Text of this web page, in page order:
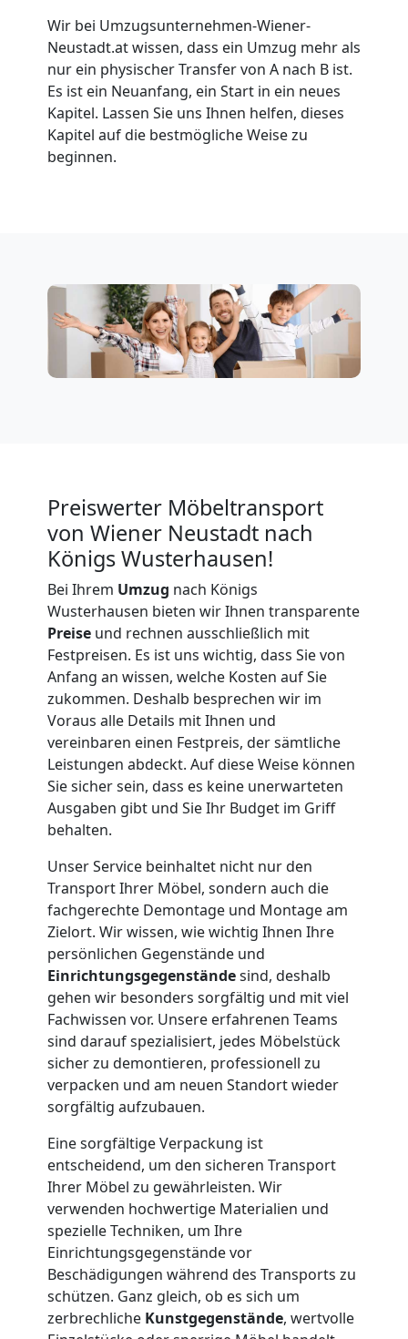
Wir bei Umzugsunternehmen-Wiener-
Neustadt.at wissen, dass ein Umzug mehr als
nur ein physischer Transfer von A nach B ist.
Es ist ein Neuanfang, ein Start in ein neues
Kapitel. Lassen Sie uns Ihnen helfen, dieses
Kapitel auf die bestmögliche Weise zu
beginnen.
Preiswerter Möbeltransport
von Wiener Neustadt nach
Königs Wusterhausen!
Bei Ihrem Umzug nach Königs
Wusterhausen bieten wir Ihnen transparente
Preise und rechnen ausschließlich mit
Festpreisen. Es ist uns wichtig, dass Sie von
Anfang an wissen, welche Kosten auf Sie
zukommen. Deshalb besprechen wir im
Voraus alle Details mit Ihnen und
vereinbaren einen Festpreis, der sämtliche
Leistungen abdeckt. Auf diese Weise können
Sie sicher sein, dass es keine unerwarteten
Ausgaben gibt und Sie Ihr Budget im Griff
behalten.
Unser Service beinhaltet nicht nur den
Transport Ihrer Möbel, sondern auch die
fachgerechte Demontage und Montage am
Zielort. Wir wissen, wie wichtig Ihnen Ihre
persönlichen Gegenstände und
Einrichtungsgegenständesind, deshalb
gehen wir besonders sorgfältig und mit viel
Fachwissen vor. Unsere erfahrenen Teams
sind darauf spezialisiert, jedes Möbelstück
sicher zu demontieren, professionell zu
verpacken und am neuen Standort wieder
sorgfältig aufzubauen.
Eine sorgfältige Verpackung ist
entscheidend, um den sicheren Transport
Ihrer Möbel zu gewährleisten. Wir
verwenden hochwertige Materialien und
spezielle Techniken, um Ihre
Einrichtungsgegenstände vor
Beschädigungen während des Transports zu
schützen. Ganz gleich, ob es sich um
zerbrechliche Kunstgegenstände, wertvolle
Klaviertransport
Wiener
Neustadt
Neustadt
Tresortransport
Neustadt
Umzug
für
Senioren
Wiener
Neustadt
Fernumzug
Wiener
Neustadt
Firmenumzug
Wiener
Neustadt
Büroumzug
Wiener
Neustadt